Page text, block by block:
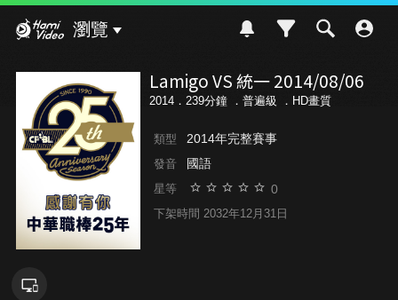
瀏覽
Lamigo VS 統一 2014/08/06
2014．239分鐘 ． 普遍級 ．HD畫質
類型 2014年完整賽事
發音 國語
星等 0
下架時間 2032年12月31日